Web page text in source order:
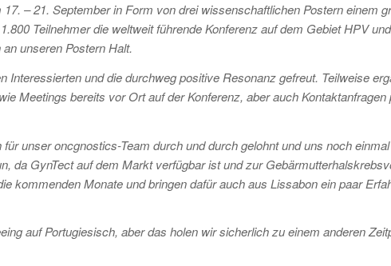
– 21. September in Form von drei wissenschaftlichen Postern einem
Teilnehmer die weltweit führende Konferenz auf dem Gebiet HPV
unseren Postern Halt.
Interessierten und die durchweg positive Resonanz gefreut. Teilweise
Meetings bereits vor Ort auf der Konferenz, aber auch Kontaktanfragen
unser oncgnostics-Team durch und durch gelohnt und uns noch
da GynTect auf dem Markt verfügbar ist und zur
kommenden Monate und bringen dafür auch aus Lissabon ein paar
auf Portugiesisch, aber das holen wir sicherlich zu einem anderen